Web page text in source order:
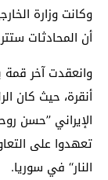
وكانت وزارة
أن المحادثات
وانعقدت آخر قمة
أنقرة، حيث كان
الإيراني ’’حسن
تعهدوا على
النار‘‘ في سوريا.